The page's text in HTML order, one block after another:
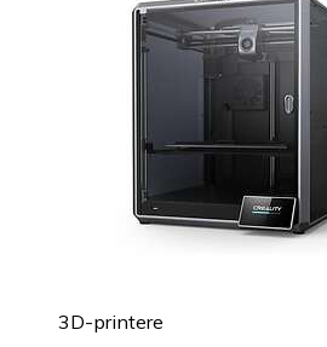
3D-printere